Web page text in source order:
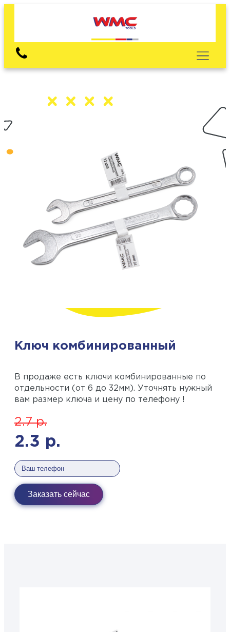
Ключ комбинированный
В продаже есть ключи комбинированные по
отдельности (от 6 до 32мм). Уточнять нужный
вам размер ключа и цену по телефону !
2.7р.
2.3 р.
Заказать сейчас